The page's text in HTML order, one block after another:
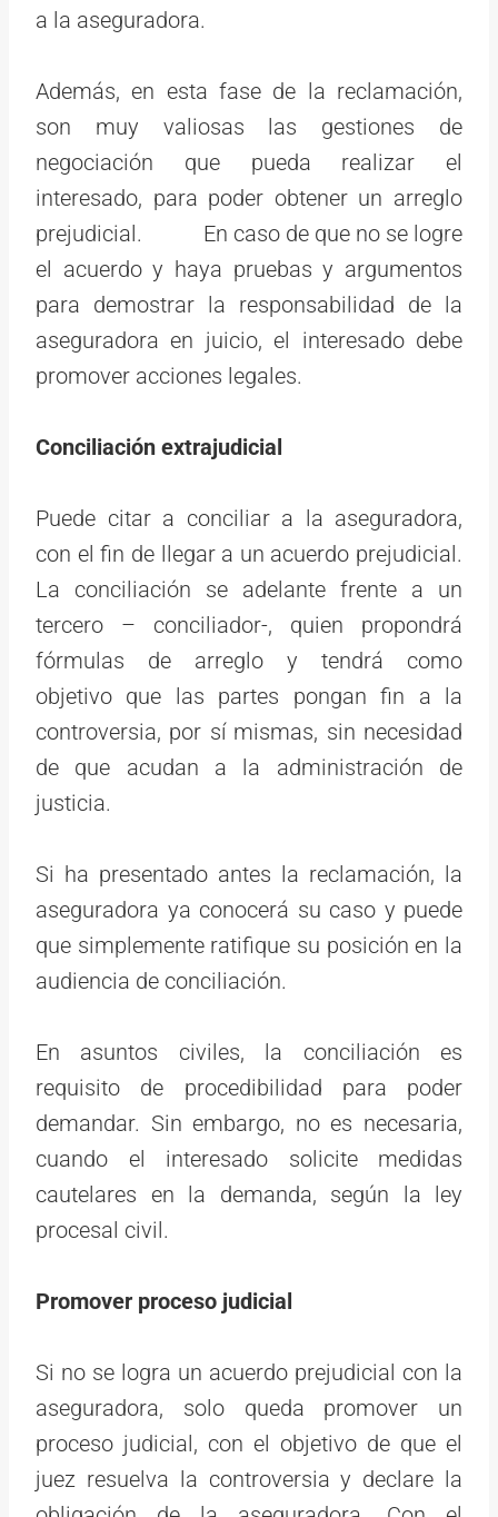
a la aseguradora.
Además, en esta fase de la reclamación,
son muy valiosas las gestiones de
negociación que pueda realizar el
interesado, para poder obtener un arreglo
prejudicial. En caso de que no se logre
el acuerdo y haya pruebas y argumentos
para demostrar la responsabilidad de la
aseguradora en juicio, el interesado debe
promover acciones legales.
Conciliación extrajudicial
Puede citar a conciliar a la aseguradora,
con el fin de llegar a un acuerdo prejudicial.
La conciliación se adelante frente a un
tercero – conciliador-, quien propondrá
fórmulas de arreglo y tendrá como
objetivo que las partes pongan fin a la
controversia, por sí mismas, sin necesidad
de que acudan a la administración de
justicia.
Si ha presentado antes la reclamación, la
aseguradora ya conocerá su caso y puede
que simplemente ratifique su posición en la
audiencia de conciliación.
En asuntos civiles, la conciliación es
requisito de procedibilidad para poder
demandar. Sin embargo, no es necesaria,
cuando el interesado solicite medidas
cautelares en la demanda, según la ley
procesal civil.
Promover proceso judicial
Si no se logra un acuerdo prejudicial con la
aseguradora, solo queda promover un
proceso judicial, con el objetivo de que el
juez resuelva la controversia y declare la